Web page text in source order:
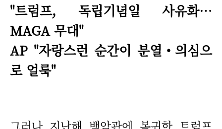
"트럼프, 독립기념일 사유화…
MAGA 무대"
AP "자랑스런 순간이 분열‧의심으
로 얼룩"
그러나 지난해 백악관에 복귀한 트럼프